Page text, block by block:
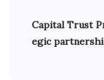
Capital Trust
egic